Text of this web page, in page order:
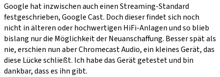
Google hat inzwischen auch einen Streaming-Standard
festgeschrieben, Google Cast. Doch dieser findet sich noch
nicht in älteren oder hochwertigen HiFi-Anlagen und so blieb
bislang nur die Möglichkeit der Neuanschaffung. Besser spät als
nie, erschien nun aber Chromecast Audio, ein kleines Gerät, das
diese Lücke schließt. Ich habe das Gerät getestet und bin
dankbar, dass es ihn gibt.